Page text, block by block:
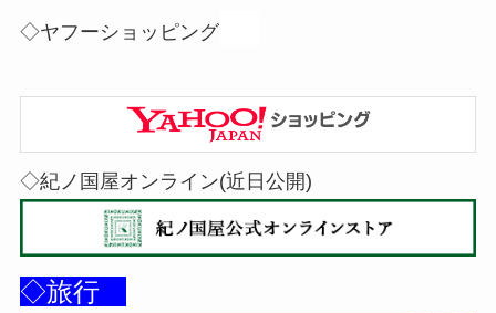
◇ヤフーショッピングや
◇紀ノ国屋オンライン(近日公開)
◇旅行